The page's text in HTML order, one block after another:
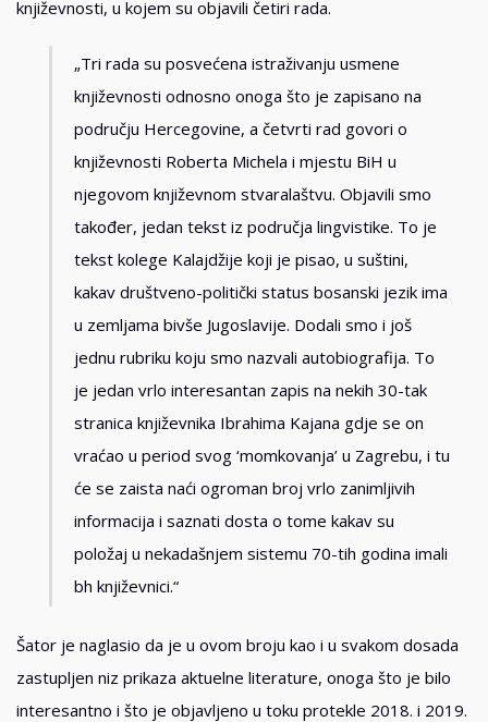
književnosti, u kojem su objavili četiri rada.
„Tri rada su posvećena istraživanju usmene
književnosti odnosno onoga što je zapisano na
području Hercegovine, a četvrti rad govori o
književnosti Roberta Michela i mjestu BiH u
njegovom književnom stvaralaštvu. Objavili smo
također, jedan tekst iz područja lingvistike. To je
tekst kolege Kalajdžije koji je pisao, u suštini,
kakav društveno-politički status bosanski jezik ima
u zemljama bivše Jugoslavije. Dodali smo i još
jednu rubriku koju smo nazvali autobiografija. To
je jedan vrlo interesantan zapis na nekih 30-tak
stranica književnika Ibrahima Kajana gdje se on
vraćao u period svog ‘momkovanja’ u Zagrebu, i tu
će se zaista naći ogroman broj vrlo zanimljivih
informacija i saznati dosta o tome kakav su
položaj u nekadašnjem sistemu 70-tih godina imali
bh književnici.“
Šator je naglasio da je u ovom broju kao i u svakom dosada
zastupljen niz prikaza aktuelne literature, onoga što je bilo
interesantno i što je objavljeno u toku protekle 2018. i 2019.